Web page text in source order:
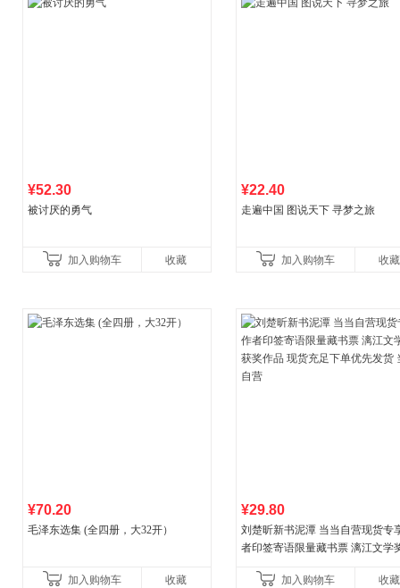
¥52.30
被讨厌的勇气
加入购物车 收藏
¥22.40
走遍中国 图说天下 寻梦之旅
加入购物车 收藏
¥70.20
毛泽东选集 (全四册，大32开）
加入购物车 收藏
¥29.80
刘楚昕新书泥潭 当当自营现货专
者印签寄语限量藏书票 漓江文学
加入购物车 收藏